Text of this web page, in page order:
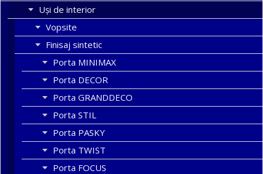
Uși de interior
Vopsite
Finisaj sintetic
Porta MINIMAX
Porta DECOR
Porta GRANDDECO
Porta STIL
Porta PASKY
Porta TWIST
Porta FOCUS